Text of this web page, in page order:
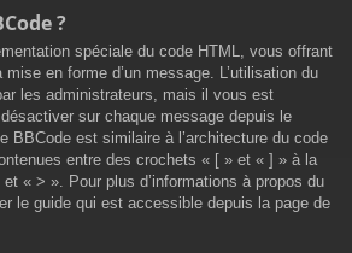
?
spéciale du code HTML, vous offrant
en forme d’un message. L’utilisation du
les administrateurs, mais il vous est
sur chaque message depuis le
BBCode est similaire à l’architecture du code
entre des crochets « [ » et « ] » à la
« > ». Pour plus d’informations à propos du
le guide qui est accessible depuis la page de